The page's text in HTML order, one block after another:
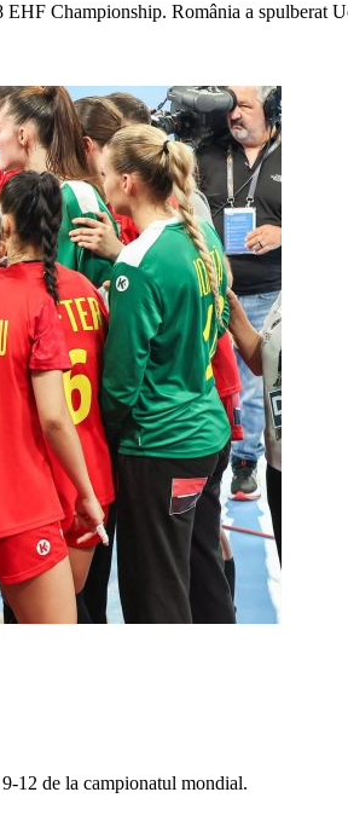
Championship. România a spulberat
12 de la campionatul mondial.